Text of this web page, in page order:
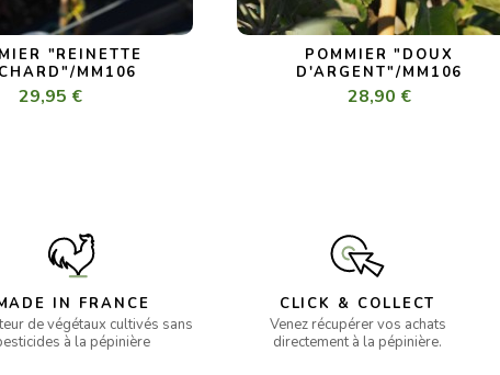
"REINETTE
MM106
29,95 €
POMMIER "DOUX
D'ARGENT"/MM106
28,90 €
IN FRANCE
de végétaux cultivés sans
à la pépinière
CLICK & COLLECT
Venez récupérer vos achats
directement à la pépinière.